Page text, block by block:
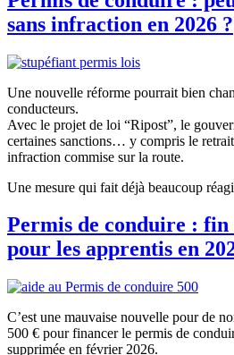
sans infraction en 2026 ?
Une nouvelle réforme pourrait bien
conducteurs.
Avec le projet de loi “Ripost”, le
certaines sanctions… y compris le
infraction commise sur la route.
Une mesure qui fait déjà beaucoup
Permis de conduire : fin
pour les apprentis en
C’est une mauvaise nouvelle pour de
500 € pour financer le permis de
supprimée en février 2026.